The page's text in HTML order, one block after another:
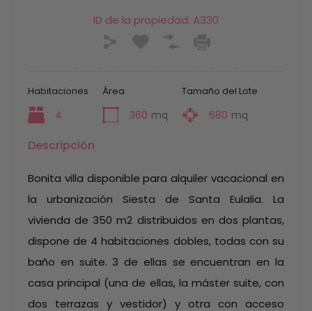
ID de la propiedad: A330
Habitaciones
4
Área
360 mq
Tamaño del Lote
680 mq
Descripción
Bonita villa disponible para alquiler vacacional en
la urbanización Siesta de Santa Eulalia. La
vivienda de 350 m2 distribuidos en dos plantas,
dispone de 4 habitaciones dobles, todas con su
baño en suite. 3 de ellas se encuentran en la
casa principal (una de ellas, la máster suite, con
dos terrazas y vestidor) y otra con acceso